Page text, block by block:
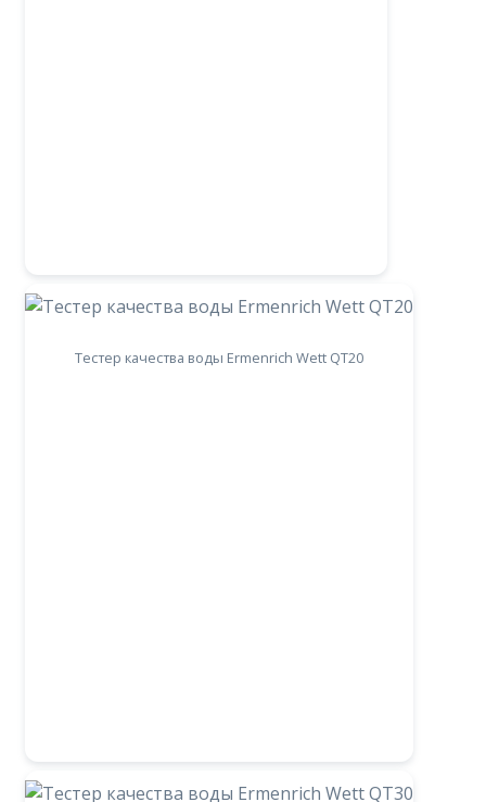
Тестер качества воды Ermenrich Wett QT20